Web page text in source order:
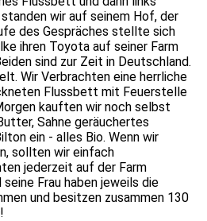
wir auf seinem Hof, der
des Gespräches stellte sich
ihren Toyota auf seiner Farm
sind zur Zeit in Deutschland.
Wir Verbrachten eine herrliche
Flussbett mit Feuerstelle
kauften wir noch selbst
Sahne geräuchertes
ein - alles Bio. Wenn wir
sollten wir einfach
jederzeit auf der Farm
Frau haben jeweils die
und besitzen zusammen 130